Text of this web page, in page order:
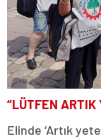
“LÜTFEN ARTIK
Elinde ‘Artık